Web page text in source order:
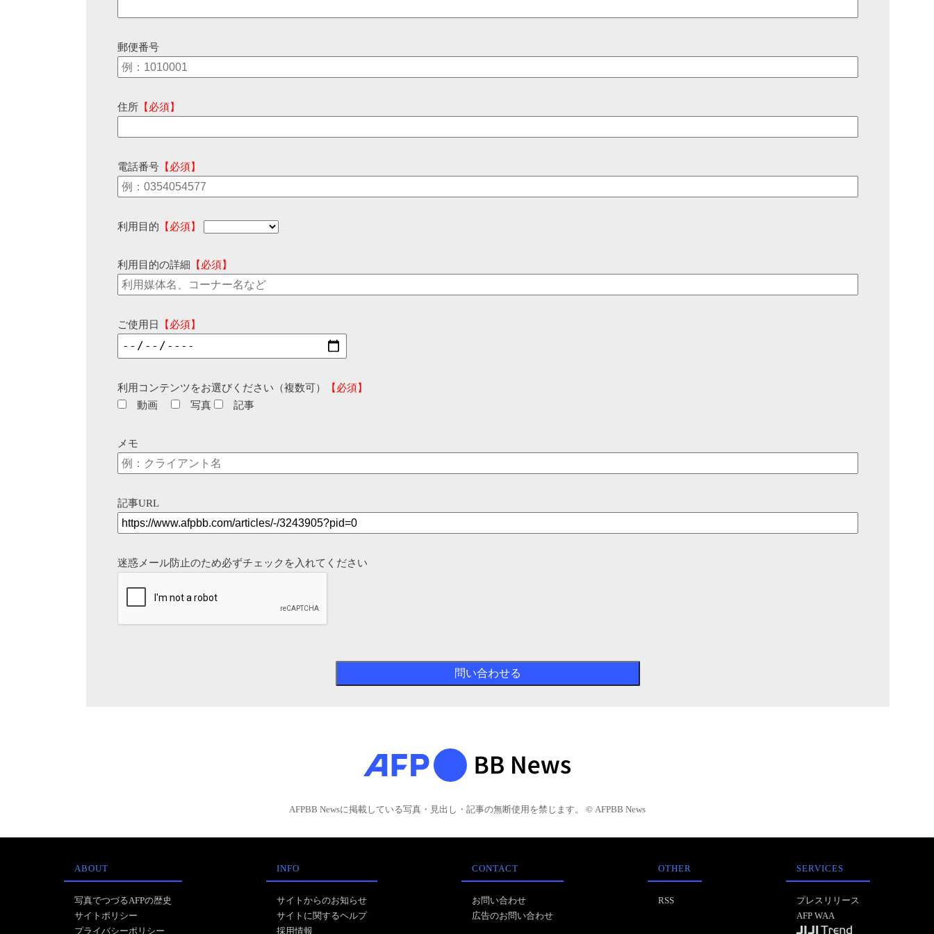
郵便番号
住所 【必須】
電話番号 【必須】
利用目的 【必須】
利用目的の詳細 【必須】
ご使用日 【必須】
利用コンテンツをお選びください（複数可）
【必須】
動画
写真 記事
メモ
記事URL
迷惑メール防止のため必ずチェックを入れてください
AFPBB Newsに掲載している写真・見出し・記事の無断使用を禁じます。 © AFPBB News
ABOUT
写真でつづるAFPの歴史
サイトポリシー
プライバシーポリシー
INFO
サイトからのお知らせ
サイトに関するヘルプ
採用情報
CONTACT
お問い合わせ
広告のお問い合わせ
OTHER
RSS
SERVICES
プレスリリース
AFP WAA